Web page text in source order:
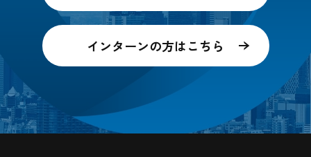
インターンの方はこちら